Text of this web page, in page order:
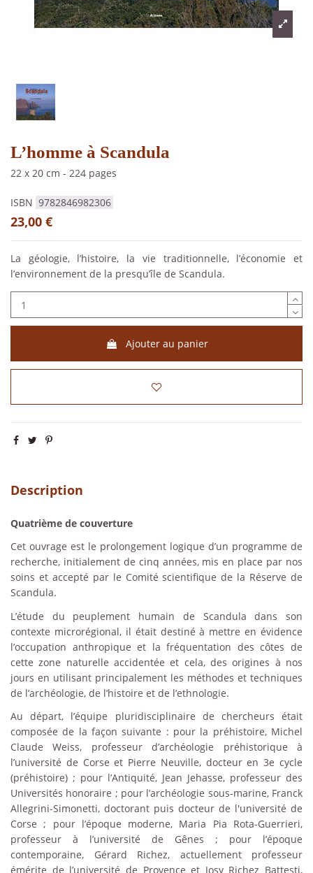
L’homme à Scandula
22 x 20 cm - 224 pages
ISBN 9782846982306
23,00 €
La géologie, l’histoire, la vie traditionnelle, l’économie et
l’environnement de la presqu’île de Scandula.
Ajouter au panier
Description
Quatrième de couverture
Cet ouvrage est le prolongement logique d’un programme de
recherche, initialement de cinq années, mis en place par nos
soins et accepté par le Comité scientifique de la Réserve de
Scandula.
L’étude du peuplement humain de Scandula dans son
contexte microrégional, il était destiné à mettre en évidence
l’occupation anthropique et la fréquentation des côtes de
cette zone naturelle accidentée et cela, des origines à nos
jours en utilisant principalement les méthodes et techniques
de l’archéologie, de l’histoire et de l’ethnologie.
Au départ, l’équipe pluridisciplinaire de chercheurs était
composée de la façon suivante : pour la préhistoire, Michel
Claude Weiss, professeur d’archéologie préhistorique à
l’université de Corse et Pierre Neuville, docteur en 3e cycle
(préhistoire) ; pour l’Antiquité, Jean Jehasse, professeur des
Universités honoraire ; pour l’archéologie sous-marine, Franck
Allegrini-Simonetti, doctorant puis docteur de l'université de
Corse ; pour l’époque moderne, Maria Pia Rota-Guerrieri,
professeur à l’université de Gênes ; pour l’époque
contemporaine, Gérard Richez, actuellement professeur
émérite de l’université de Provence et Josy Richez Battesti,